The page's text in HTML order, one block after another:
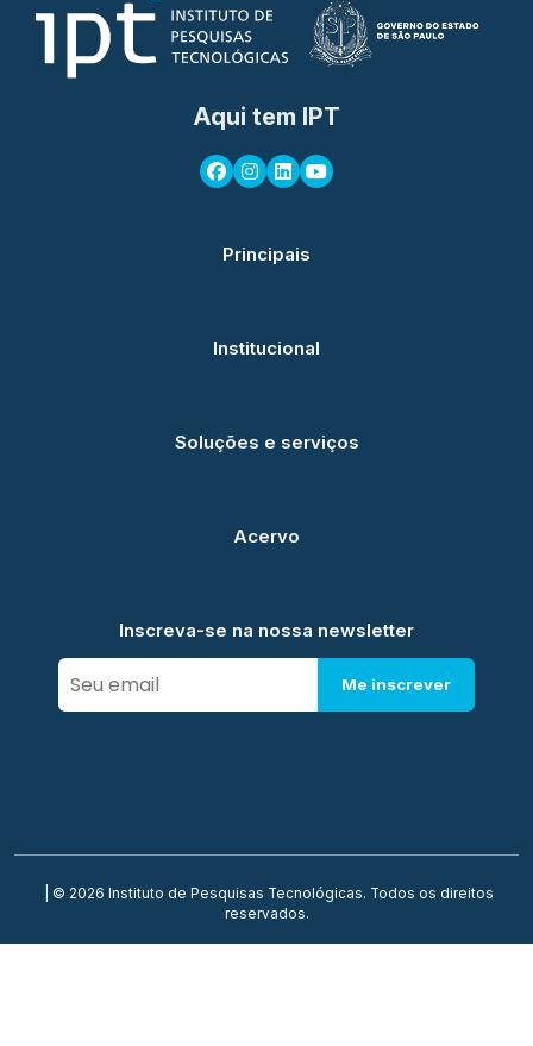
Aqui tem IPT
Principais
Institucional
Soluções e serviços
Acervo
Inscreva-se na nossa newsletter
Me inscrever
| © 2026 Instituto de Pesquisas Tecnológicas. Todos os direitos
reservados.